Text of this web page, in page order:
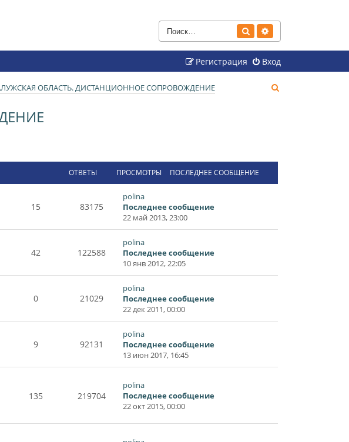
Поиск
Вход
Регистрация
ОБЛАСТЬ. ДИСТАНЦИОННОЕ СОПРОВОЖДЕНИЕ
ОТВЕТЫ ПРОСМОТРЫ ПОСЛЕДНЕЕ СООБЩЕНИЕ
15 83175
polina
Последнее сообщение
22 май 2013, 23:00
42 122588
polina
Последнее сообщение
10 янв 2012, 22:05
0 21029
polina
Последнее сообщение
22 дек 2011, 00:00
9 92131
polina
Последнее сообщение
13 июн 2017, 16:45
135 219704
polina
Последнее сообщение
22 окт 2015, 00:00